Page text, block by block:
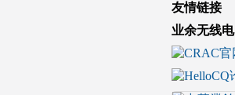
友情链接
业余无线电